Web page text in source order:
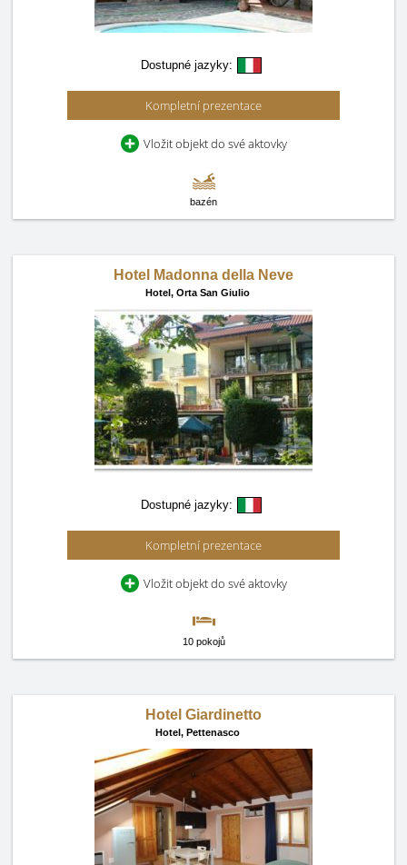
Dostupné jazyky:
Kompletní prezentace
Vložit objekt do své aktovky
bazén
Hotel Madonna della Neve
Hotel, Orta San Giulio
Dostupné jazyky:
Kompletní prezentace
Vložit objekt do své aktovky
10 pokojů
Hotel Giardinetto
Hotel, Pettenasco